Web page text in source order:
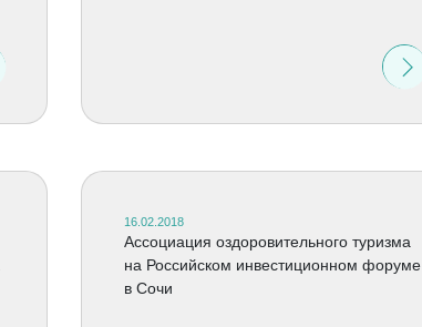
16.02.2018
Ассоциация оздоровительного туризма
на Российском инвестиционном форуме
в Сочи